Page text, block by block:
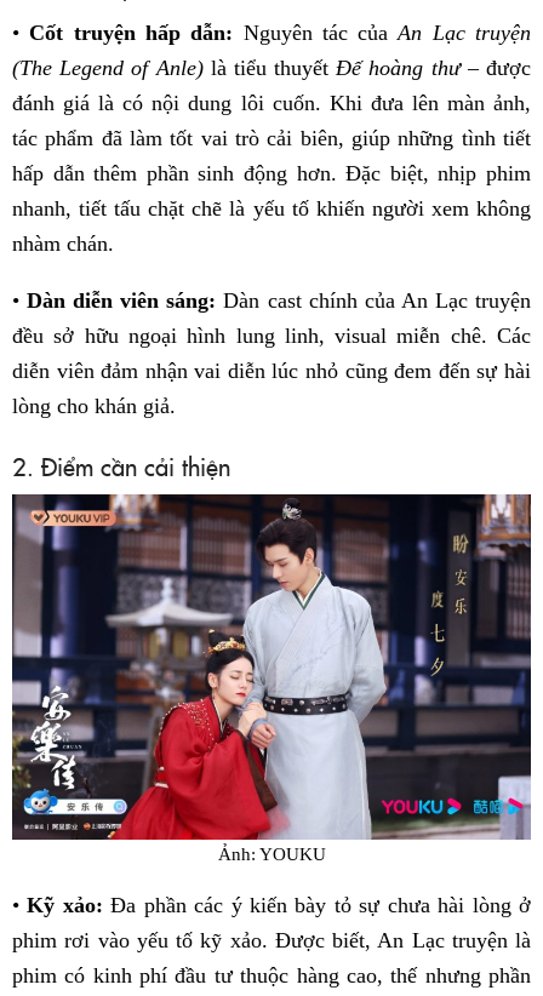
•Cốt truyện hấp dẫn: Nguyên tác củaAn Lạc truyện
(The Legend of Anle)là tiểu thuyếtĐế hoàng thư– được
đánh giá là có nội dung lôi cuốn. Khi đưa lên màn ảnh,
tác phẩm đã làm tốt vai trò cải biên, giúp những tình tiết
hấp dẫn thêm phần sinh động hơn. Đặc biệt, nhịp phim
nhanh, tiết tấu chặt chẽ là yếu tố khiến người xem không
nhàm chán.
•Dàn diễn viên sáng: Dàn cast chính của An Lạc truyện
đều sở hữu ngoại hình lung linh, visual miễn chê. Các
diễn viên đảm nhận vai diễn lúc nhỏ cũng đem đến sự hài
lòng cho khán giả.
2. Điểm cần cải thiện
Ảnh: YOUKU
•Kỹ xảo: Đa phần các ý kiến bày tỏ sự chưa hài lòng ở
phim rơi vào yếu tố kỹ xảo. Được biết, An Lạc truyện là
phim có kinh phí đầu tư thuộc hàng cao, thế nhưng phần